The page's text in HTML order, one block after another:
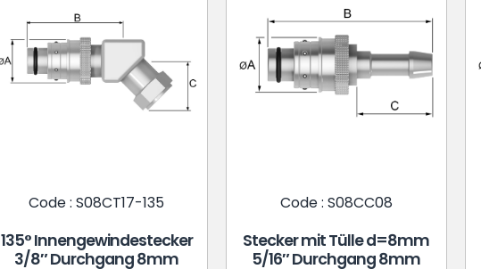
Code : S08CT17-135
135° Innengewindestecker
3/8″ Durchgang 8mm
Code : S08CC08
Stecker mit Tülle d=8mm
5/16″ Durchgang 8mm